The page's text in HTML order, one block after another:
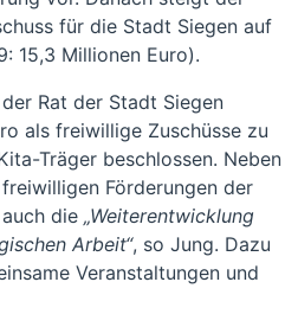
für die Stadt Siegen auf
15,3 Millionen Euro).
Rat der Stadt Siegen
als freiwillige Zuschüsse zu
Träger beschlossen. Neben
Förderungen der
die „Weiterentwicklung
Arbeit“, so Jung. Dazu
Veranstaltungen und